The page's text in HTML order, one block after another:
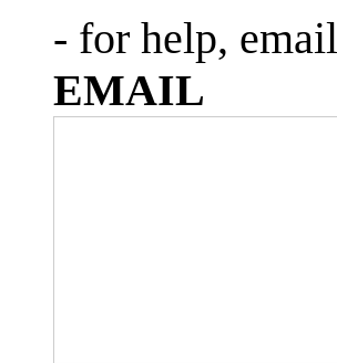
- for help, email
EMAIL